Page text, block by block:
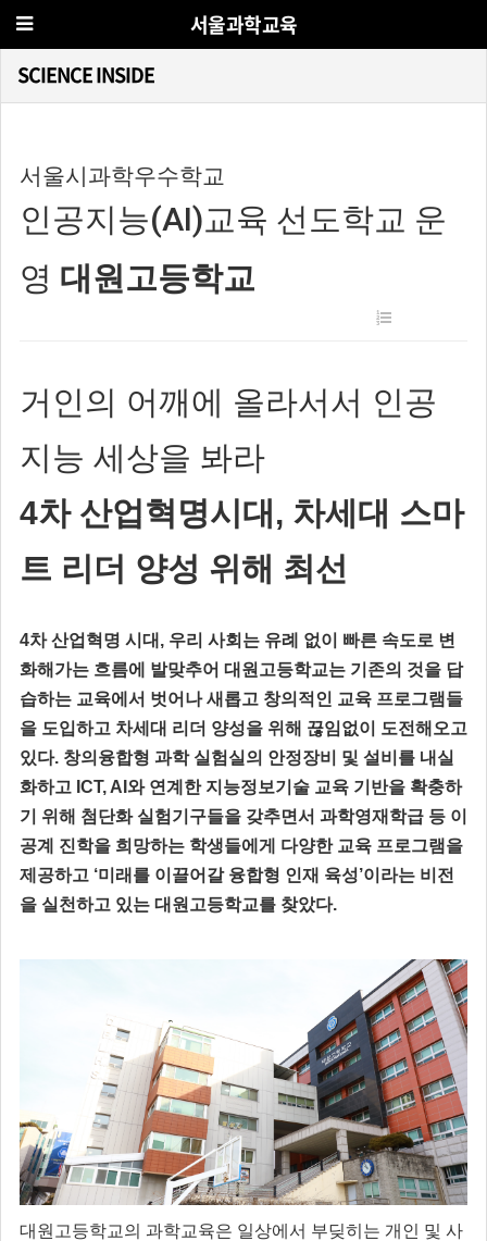
서울과학교육
SCIENCE INSIDE
서울시과학우수학교
인공지능(AI)교육 선도학교 운
영 대원고등학교
거인의 어깨에 올라서서 인공
지능 세상을 봐라
4차 산업혁명시대, 차세대 스마
트 리더 양성 위해 최선
4차 산업혁명 시대, 우리 사회는 유례 없이 빠른 속도로 변
화해가는 흐름에 발맞추어 대원고등학교는 기존의 것을 답
습하는 교육에서 벗어나 새롭고 창의적인 교육 프로그램들
을 도입하고 차세대 리더 양성을 위해 끊임없이 도전해오고
있다. 창의융합형 과학 실험실의 안정장비 및 설비를 내실
화하고 ICT, AI와 연계한 지능정보기술 교육 기반을 확충하
기 위해 첨단화 실험기구들을 갖추면서 과학영재학급 등 이
공계 진학을 희망하는 학생들에게 다양한 교육 프로그램을
제공하고 ‘미래를 이끌어갈 융합형 인재 육성’이라는 비전
을 실천하고 있는 대원고등학교를 찾았다.
대원고등학교의 과학교육은 일상에서 부딪히는 개인 및 사